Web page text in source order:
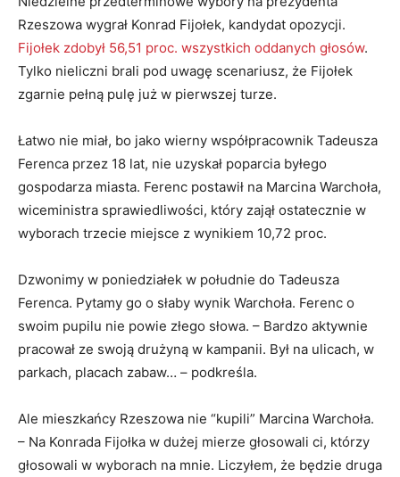
Rzeszowa wygrał Konrad Fijołek, kandydat opozycji.
Fijołek zdobył 56,51 proc. wszystkich oddanych głosów.
Tylko nieliczni brali pod uwagę scenariusz, że Fijołek
zgarnie pełną pulę już w pierwszej turze.
Łatwo nie miał, bo jako wierny współpracownik Tadeusza
Ferenca przez 18 lat, nie uzyskał poparcia byłego
gospodarza miasta. Ferenc postawił na Marcina Warchoła,
wiceministra sprawiedliwości, który zajął ostatecznie w
wyborach trzecie miejsce z wynikiem 10,72 proc.
Dzwonimy w poniedziałek w południe do Tadeusza
Ferenca. Pytamy go o słaby wynik Warchoła. Ferenc o
swoim pupilu nie powie złego słowa. – Bardzo aktywnie
pracował ze swoją drużyną w kampanii. Był na ulicach, w
parkach, placach zabaw… – podkreśla.
Ale mieszkańcy Rzeszowa nie “kupili” Marcina Warchoła.
– Na Konrada Fijołka w dużej mierze głosowali ci, którzy
głosowali w wyborach na mnie. Liczyłem, że będzie druga